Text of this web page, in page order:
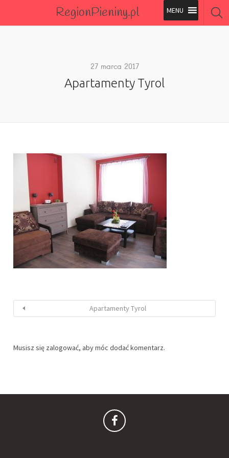
RegionPieniny.pl
Wszystkie Obiekty
27 marca 2017
Apartamenty Tyrol
Apartamenty Tyrol
Musisz się zalogować, aby móc dodać komentarz.